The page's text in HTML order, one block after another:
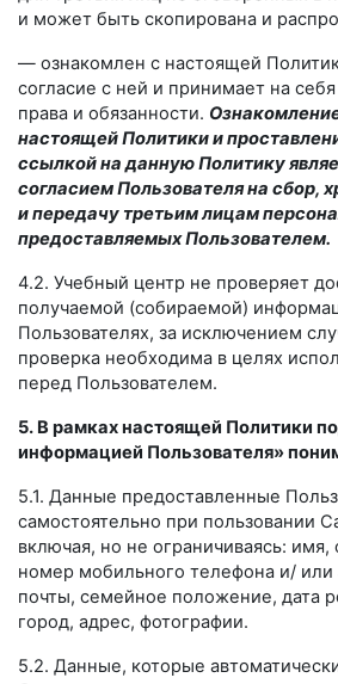
и может быть скопирована и
— ознакомлен с настоящей
согласие с ней и принимает на
права и обязанности.
настоящей Политики и
ссылкой на данную Политику
согласием Пользователя на сбор,
и передачу третьим лицам
предоставляемых Пользователем.
4.2. Учебный центр не проверяет
получаемой (собираемой)
Пользователях, за исключением
проверка необходима в целях
перед Пользователем.
5. В рамках настоящей Политики
информацией Пользователя»
5.1. Данные предоставленные
самостоятельно при пользовании
включая, но не ограничиваясь:
номер мобильного телефона и/ или
почты, семейное положение, дата
город, адрес, фотографии.
5.2. Данные, которые